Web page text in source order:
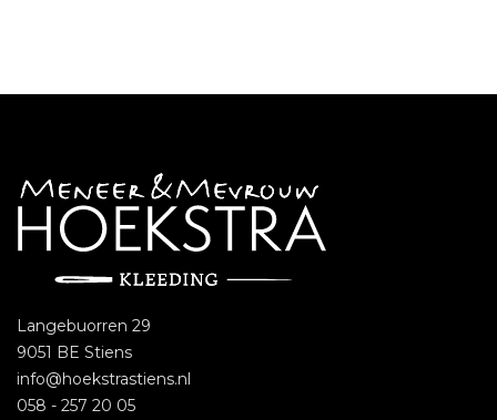
Langebuorren 29
9051 BE Stiens
info@hoekstrastiens.nl
058 - 257 20 05